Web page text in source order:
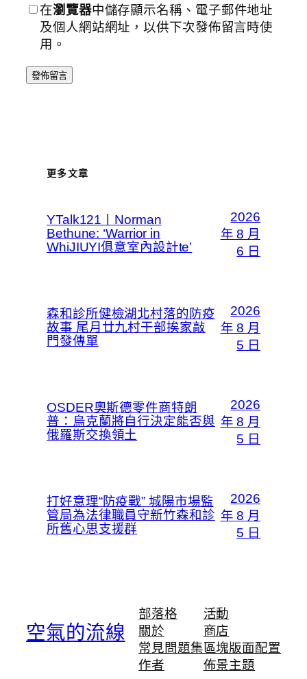
在瀏覽器中儲存顯示名稱、電子郵件地址
及個人網站網址，以供下次發佈留言時使
用。
更多文章
YTalk121丨Norman
Bethune: ‘Warrior in
WhiJIUYI俱意室內設計te’
2026
年 8 月
6 日
森和診所健檢湖北村落的防疫
故事 尾月廿九村干部挨家敲
門發傳單
2026
年 8 月
5 日
OSDER奧斯德零件商特朗
普：烏克蘭將自行決定能否與
俄羅斯交換領土
2026
年 8 月
5 日
打好意理“防疫戰” 城陽市場監
管局為法律職員守新竹森和診
所舊心思支援群
2026
年 8 月
5 日
空氣的流線
部落格
關於
常見問題集
作者
活動
商店
區塊版面配置
佈景主題